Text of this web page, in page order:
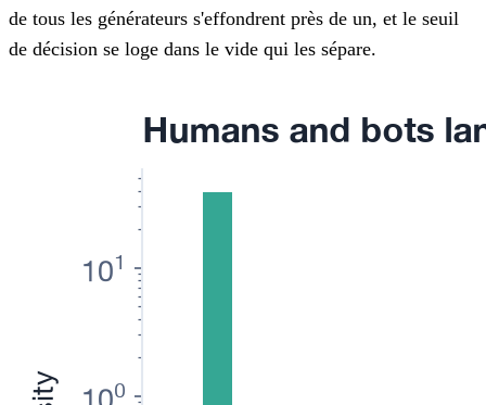
de tous les générateurs s'effondrent près de un, et le seuil
de décision se loge dans le vide qui les sépare.